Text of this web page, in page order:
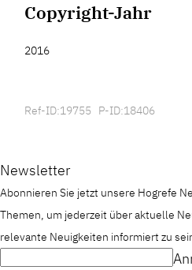
Copyright-Jahr
2016
Ref-ID:19755 P-ID:18406
Newsletter
Abonnieren Sie jetzt unsere Hogrefe
Themen, um jederzeit über aktuelle
relevante Neuigkeiten informiert zu